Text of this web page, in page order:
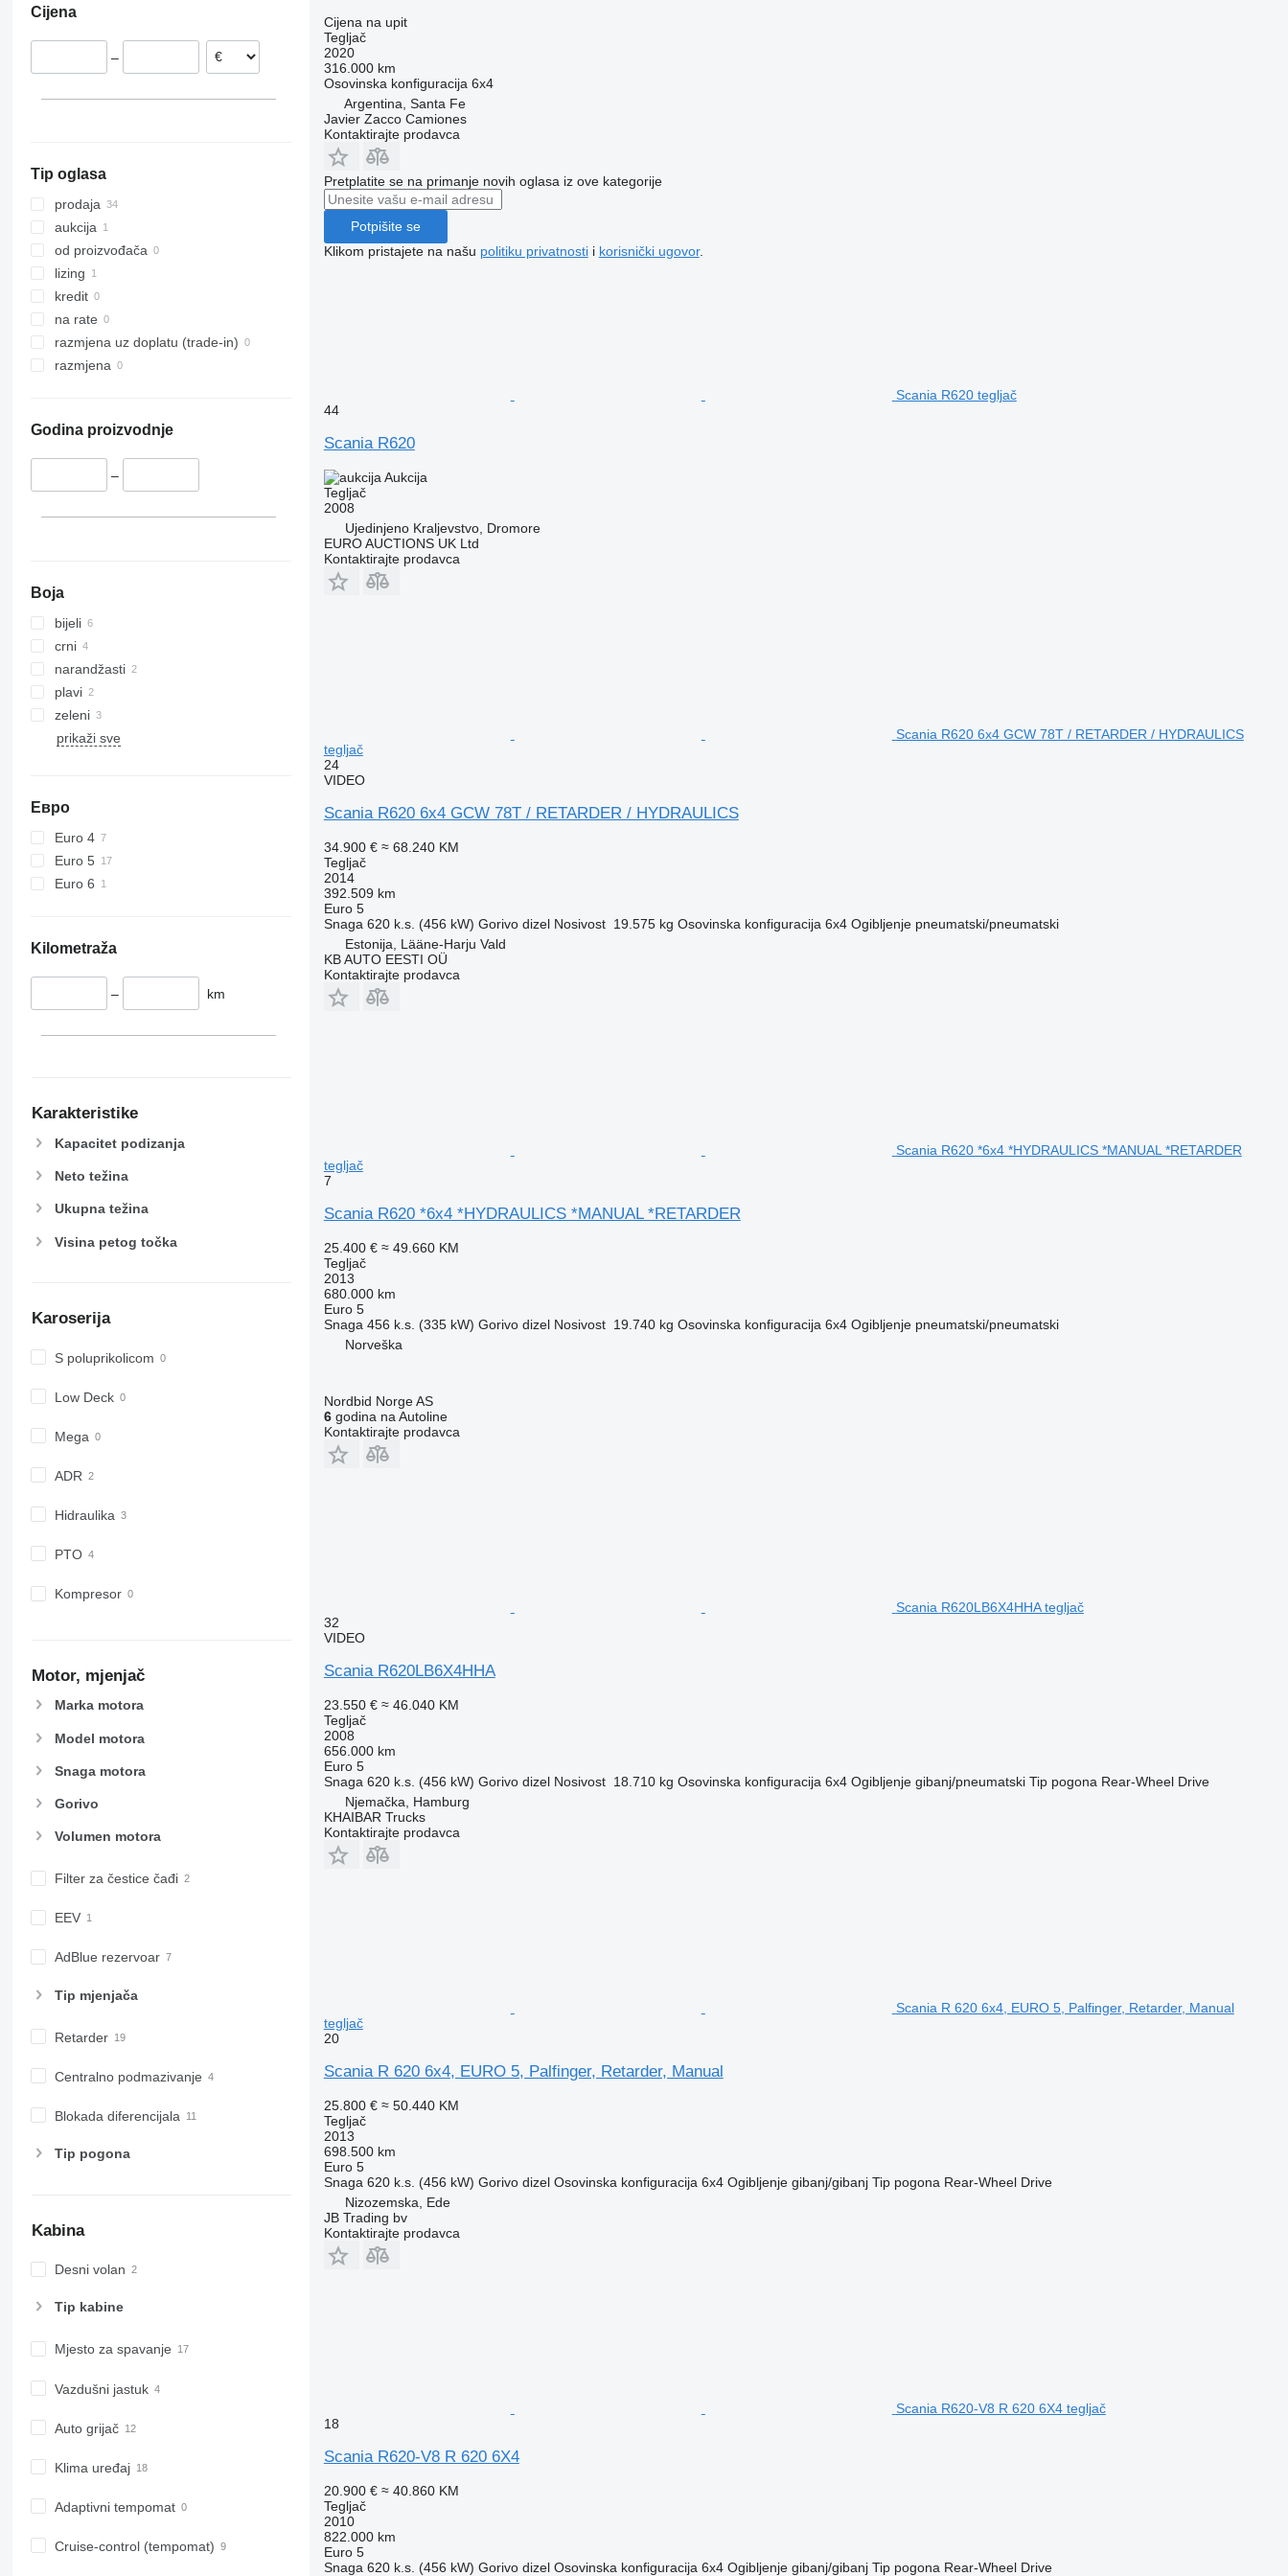
R490
R560
R580
R590
R620
R650
R660
R730
Ujedinjeno Kraljevstvo
Češka
Cijena
–
Tip oglasa
prodaja
aukcija
od proizvođača
lizing
kredit
na rate
razmjena uz doplatu (trade-in)
razmjena
Godina proizvodnje
–
Boja
bijeli
crni
narandžasti
plavi
zeleni
prikaži sve
Евро
Euro 4
Euro 5
Euro 6
Kilometraža
– km
Karakteristike
Kapacitet podizanja
Neto težina
Ukupna težina
Visina petog točka
Karoserija
S poluprikolicom
Low Deck
Mega
ADR
Hidraulika
PTO
Kompresor
Motor, mjenjač
Marka motora
Model motora
Snaga motora
Gorivo
Volumen motora
Filter za čestice čađi
EEV
AdBlue rezervoar
Tip mјenjača
Retarder
Centralno podmazivanje
Blokada diferencijala
Tip pogona
Kabina
Desni volan
Tip kabine
Mjesto za spavanje
Vazdušni jastuk
Auto grijač
Klima uređaj
Adaptivni tempomat
Cruise-control (tempomat)
Cijena na upit
Tegljač
2020
316.000 km
Osovinska konfiguracija 6x4
Argentina, Santa Fe
Javier Zacco Camiones
Kontaktirajte prodavca
Pretplatite se na primanje novih oglasa iz ove kategorije
Potpišite se
Klikom pristajete na našu politiku privatnostii korisnički ugovor.
Scania R620 tegljač
44
Scania R620
Aukcija
Tegljač
2008
Ujedinjeno Kraljevstvo, Dromore
EURO AUCTIONS UK Ltd
Kontaktirajte prodavca
Scania R620 6x4 GCW 78T / RETARDER / HYDRAULICS
tegljač
24
VIDEO
Scania R620 6x4 GCW 78T / RETARDER / HYDRAULICS
34.900 € ≈ 68.240 KM
Tegljač
2014
392.509 km
Euro 5
Snaga 620 k.s. (456 kW) Gorivo dizel Nosivost 19.575 kg Osovinska konfiguracija 6x4 Ogibljenje pneumatski/pneumatski
Estonija, Lääne-Harju Vald
KB AUTO EESTI OÜ
Kontaktirajte prodavca
Scania R620 *6x4 *HYDRAULICS *MANUAL *RETARDER
tegljač
7
Scania R620 *6x4 *HYDRAULICS *MANUAL *RETARDER
25.400 € ≈ 49.660 KM
Tegljač
2013
680.000 km
Euro 5
Snaga 456 k.s. (335 kW) Gorivo dizel Nosivost 19.740 kg Osovinska konfiguracija 6x4 Ogibljenje pneumatski/pneumatski
Norveška
Nordbid Norge AS
6godina na Autoline
Kontaktirajte prodavca
Scania R620LB6X4HHA tegljač
32
VIDEO
Scania R620LB6X4HHA
23.550 € ≈ 46.040 KM
Tegljač
2008
656.000 km
Euro 5
Snaga 620 k.s. (456 kW) Gorivo dizel Nosivost 18.710 kg Osovinska konfiguracija 6x4 Ogibljenje gibanj/pneumatski Tip pogona Rear-Wheel Drive
Njemačka, Hamburg
KHAIBAR Trucks
Kontaktirajte prodavca
Scania R 620 6x4, EURO 5, Palfinger, Retarder, Manual
tegljač
20
Scania R 620 6x4, EURO 5, Palfinger, Retarder, Manual
25.800 € ≈ 50.440 KM
Tegljač
2013
698.500 km
Euro 5
Snaga 620 k.s. (456 kW) Gorivo dizel Osovinska konfiguracija 6x4 Ogibljenje gibanj/gibanj Tip pogona Rear-Wheel Drive
Nizozemska, Ede
JB Trading bv
Kontaktirajte prodavca
Scania R620-V8 R 620 6X4 tegljač
18
Scania R620-V8 R 620 6X4
20.900 € ≈ 40.860 KM
Tegljač
2010
822.000 km
Euro 5
Snaga 620 k.s. (456 kW) Gorivo dizel Osovinska konfiguracija 6x4 Ogibljenje gibanj/gibanj Tip pogona Rear-Wheel Drive